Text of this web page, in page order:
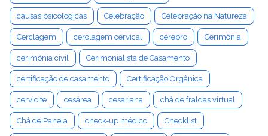
causas psicológicas Celebração Celebração na Natureza
Cerclagem cerclagem cervical cérebro Cerimônia
cerimônia civil Cerimonialista de Casamento
certificação de casamento Certificação Orgânica
cervicite cesárea cesariana chá de fraldas virtual
Chá de Panela check-up médico Checklist